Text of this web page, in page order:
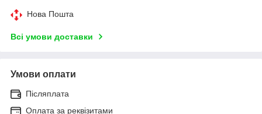
Нова Пошта
Всі умови доставки
Умови оплати
Післяплата
Оплата за реквізитами